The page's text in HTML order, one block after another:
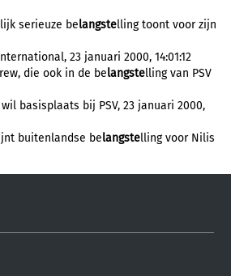
serieuze belangstelling toont voor zijn
23 januari 2000, 14:01:12
die ook in de belangstelling van PSV
basisplaats bij PSV, 23 januari 2000,
buitenlandse belangstelling voor Nilis